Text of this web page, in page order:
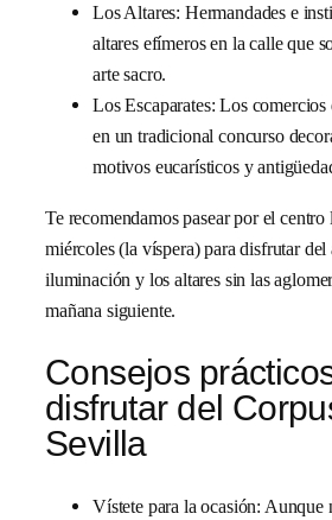
Los Altares: Hermandades e
altares efímeros en la calle que
arte sacro.
Los Escaparates: Los
en un tradicional concurso
motivos eucarísticos y
Te recomendamos pasear por el centro
miércoles (la víspera) para disfrutar del
iluminación y los altares sin las
mañana siguiente.
Consejos
disfrutar del
Sevilla
Vístete para la ocasión: Aunque